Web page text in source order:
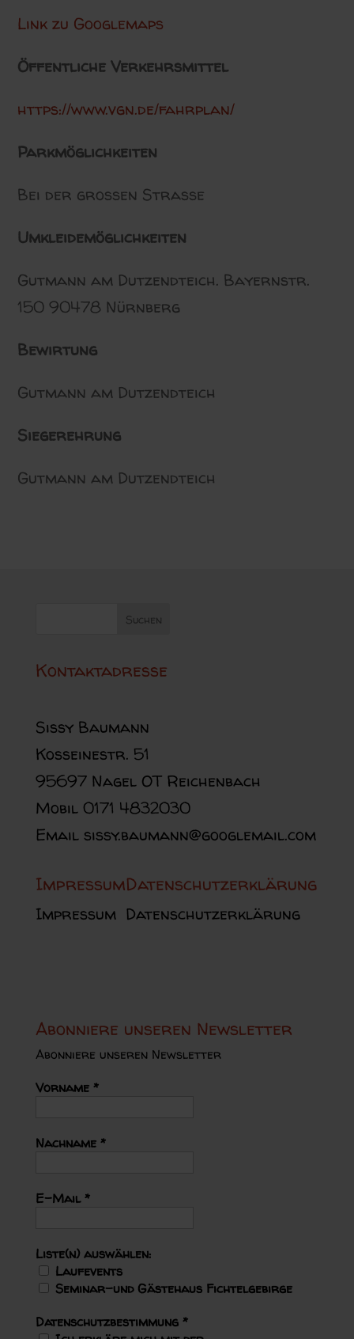
Link zu Googlemaps
Öffentliche Verkehrsmittel
https://www.vgn.de/fahrplan/
Parkmöglichkeiten
Bei der großen Straße
Umkleidemöglichkeiten
Gutmann am Dutzendteich. Bayernstr.
150 90478 Nürnberg
Bewirtung
Gutmann am Dutzendteich
Siegerehrung
Gutmann am Dutzendteich
Kontaktadresse
Sissy Baumann
Kosseinestr. 51
95697 Nagel OT Reichenbach
Mobil 0171 4832030
Email sissy.baumann@googlemail.com
Impressum
Impressum
Datenschutzerklärung
Datenschutzerklärung
Abonniere unseren Newsletter
Abonniere unseren Newsletter
Vorname *
Nachname *
E-Mail*
Liste(n) auswählen:
Laufevents
Seminar-und Gästehaus Fichtelgebirge
Datenschutzbestimmung *